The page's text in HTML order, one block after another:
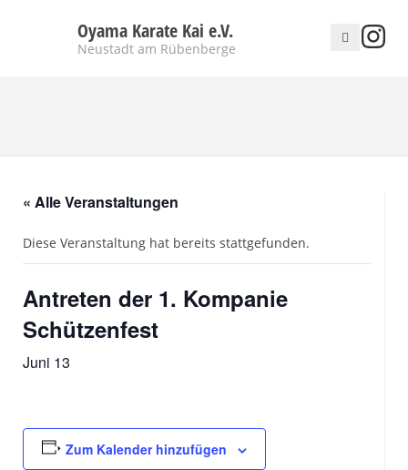
Oyama Karate Kai e.V.
Neustadt am Rübenberge
« Alle Veranstaltungen
Diese Veranstaltung hat bereits stattgefunden.
Antreten der 1. Kompanie
Schützenfest
Juni 13
Zum Kalender hinzufügen